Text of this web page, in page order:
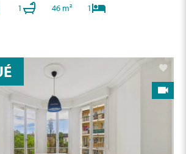
1 46 m² 1